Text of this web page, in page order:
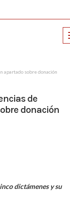
apartado sobre donación
de
donación
dictámenes y su